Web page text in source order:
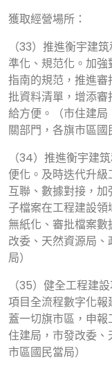
獲取經營場所：
（33）推進衡宇建
準化、規范化。加
指南的規范，推進
批資料清單，增添
給方便。（市住建
關部門，各旗市區國
（34）推進衡宇建
便化。及時迭代升
互聯、數據對接，
子檔案在工程建設
無紙化、審批檔案
改委、天然資源局
局）
（35）健全工程建
項目全流程數字化
蓋一切旗市區，申報
住建局，市發改委
市區國民當局）